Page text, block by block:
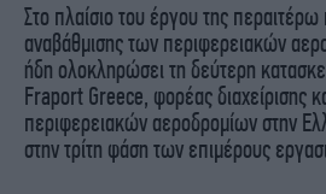
Στο πλαίσιο του έργου της
αναβάθμισης των περιφερειακών
ήδη ολοκληρώσει τη δεύτερη
Fraport Greece, φορέας διαχείρισης
περιφερειακών αεροδρομίων στην
στην τρίτη φάση των επιμέρους